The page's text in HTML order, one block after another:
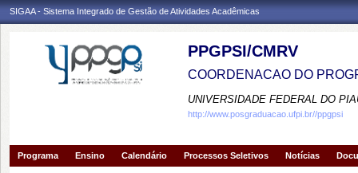
SIGAA - Sistema Integrado de Gestão de Atividades Acadêmicas
PPGPSI/CMRV
COORDENACAO DO
UNIVERSIDADE FEDERAL DO
http://www.posgraduacao.ufpi.br//ppgpsi
Programa Ensino Calendário Processos Seletivos Notícias